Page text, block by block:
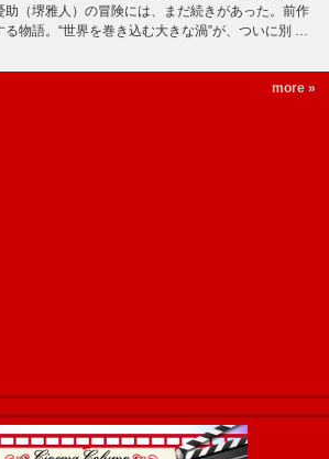
（堺雅人）の冒険には、まだ続きがあった。前作
物語。“世界を巻き込む大きな渦”が、ついに別 …
more »